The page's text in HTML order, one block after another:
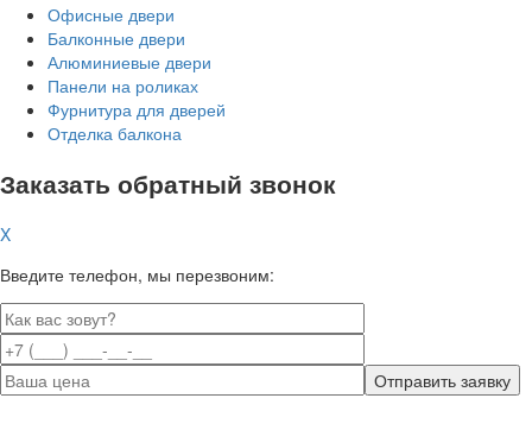
Офисные двери
Балконные двери
Алюминиевые двери
Панели на роликах
Фурнитура для дверей
Отделка балкона
Заказать обратный звонок
X
Введите телефон, мы перезвоним: